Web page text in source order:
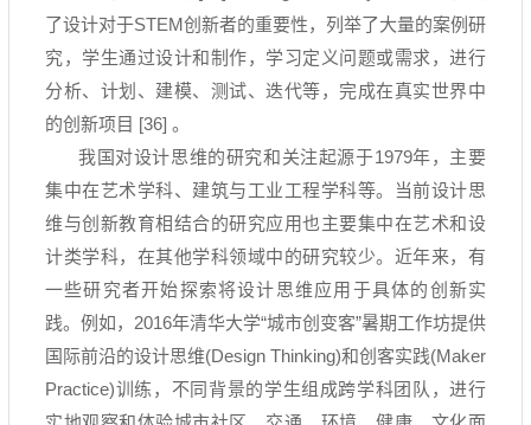
了设计对于STEM创新者的重要性，列举了大量的案例研
究，学生通过设计和制作，学习定义问题或需求，进行
分析、计划、建模、测试、迭代等，完成在真实世界中
的创新项目 [36] 。
我国对设计思维的研究和关注起源于1979年，主要
集中在艺术学科、建筑与工业工程学科等。当前设计思
维与创新教育相结合的研究应用也主要集中在艺术和设
计类学科，在其他学科领域中的研究较少。近年来，有
一些研究者开始探索将设计思维应用于具体的创新实
践。例如， 2016年清华大学“城市创变客”暑期工作坊提供
国际前沿的设计思维(Design Thinking)和创客实践(Maker
Practice)训练，不同背景的学生组成跨学科团队，进行